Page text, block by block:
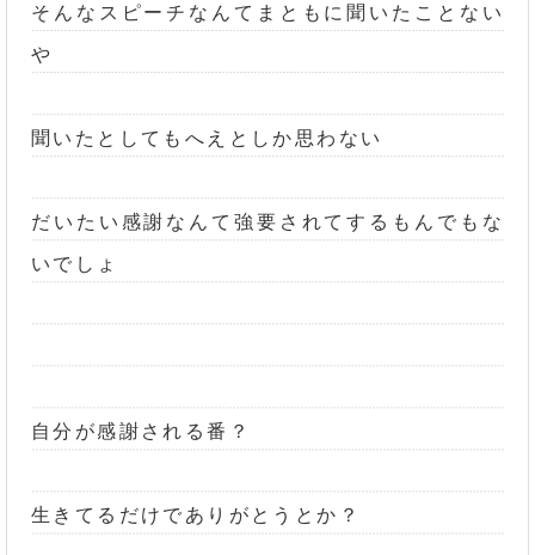
そんなスピーチなんてまともに聞いたことない
や
聞いたとしてもへえとしか思わない
だいたい感謝なんて強要されてするもんでもな
いでしょ
自分が感謝される番？
生きてるだけでありがとうとか？